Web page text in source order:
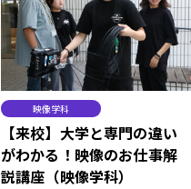
映像学科
【来校】大学と専門の違い
がわかる！映像のお仕事解
説講座（映像学科）